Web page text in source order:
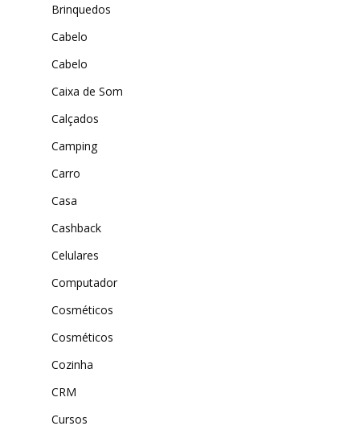
Brinquedos
Cabelo
Cabelo
Caixa de Som
Calçados
Camping
Carro
Casa
Cashback
Celulares
Computador
Cosméticos
Cosméticos
Cozinha
CRM
Cursos